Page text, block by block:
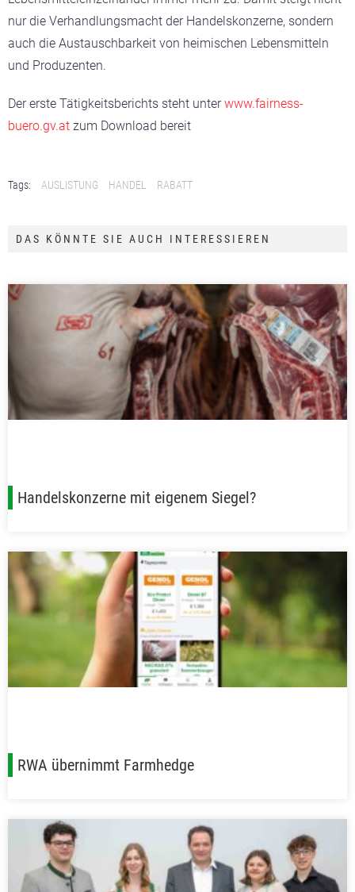
nur die Verhandlungsmacht der Handelskonzerne, sondern
auch die Austauschbarkeit von heimischen Lebensmitteln
und Produzenten.
Der erste Tätigkeitsberichts steht unterwww.fairness-
buero.gv.at zum Download bereit
Tags: AUSLISTUNG HANDEL RABATT
DAS KÖNNTE SIE AUCH INTERESSIEREN
Handelskonzerne mit eigenem Siegel?
RWA übernimmt Farmhedge